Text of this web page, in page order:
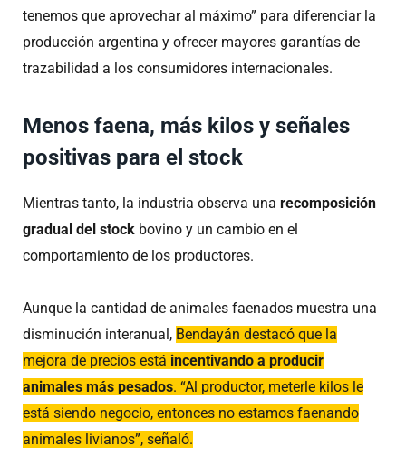
tenemos que aprovechar al máximo” para diferenciar la
producción argentina y ofrecer mayores garantías de
trazabilidad a los consumidores internacionales.
Menos faena, más kilos y señales
positivas para el stock
Mientras tanto, la industria observa una recomposición
gradual del stock bovino y un cambio en el
comportamiento de los productores.
Aunque la cantidad de animales faenados muestra una
disminución interanual, Bendayán destacó que la
mejora de precios está incentivando a producir
animales más pesados. “Al productor, meterle kilos le
está siendo negocio, entonces no estamos faenando
animales livianos”, señaló.